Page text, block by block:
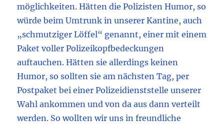
möglichkeiten. Hätten die Polizisten Humor, so
würde beim Umtrunk in unserer Kantine, auch
„schmutziger Löffel“ genannt, einer mit einem
Paket voller Polizeikopfbedeckungen
auftauchen. Hätten sie allerdings keinen
Humor, so sollten sie am nächsten Tag, per
Postpaket bei einer Polizeidienststelle unserer
Wahl ankommen und von da aus dann verteilt
werden. So wollten wir uns in freundliche